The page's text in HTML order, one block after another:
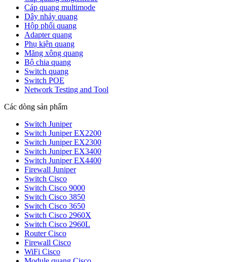
Cáp quang multimode
Dây nhảy quang
Hộp phối quang
Adapter quang
Phụ kiện quang
Măng xông quang
Bộ chia quang
Switch quang
Switch POE
Network Testing and Tool
Các dòng sản phẩm
Switch Juniper
Switch Juniper EX2200
Switch Juniper EX2300
Switch Juniper EX3400
Switch Juniper EX4400
Firewall Juniper
Switch Cisco
Switch Cisco 9000
Switch Cisco 3850
Switch Cisco 3650
Switch Cisco 2960X
Switch Cisco 2960L
Router Cisco
Firewall Cisco
WiFi Cisco